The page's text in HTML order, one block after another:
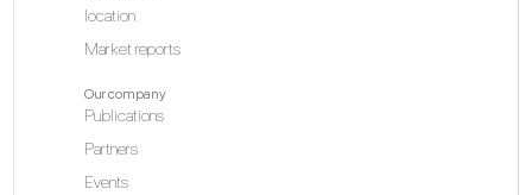
location
Market reports
Our company
Publications
Partners
Events